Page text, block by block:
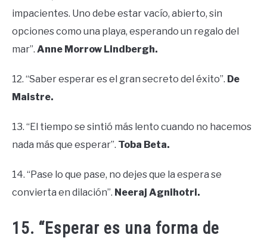
impacientes. Uno debe estar vacío, abierto, sin
opciones como una playa, esperando un regalo del
mar”. Anne Morrow Lindbergh.
12. “Saber esperar es el gran secreto del éxito”. De
Maistre.
13. “El tiempo se sintió más lento cuando no hacemos
nada más que esperar”. Toba Beta.
14. “Pase lo que pase, no dejes que la espera se
convierta en dilación”. Neeraj Agnihotri.
15. “Esperar es una forma de